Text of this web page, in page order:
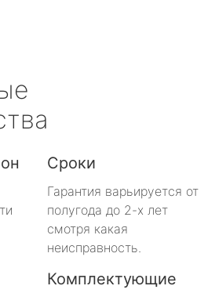
Сроки
Гарантия варьируется от
полугода до 2-х лет
смотря какая
неисправность.
Комплектующие